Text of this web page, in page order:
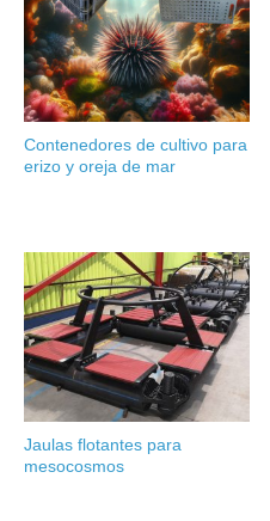
Contenedores de cultivo para
erizo y oreja de mar
Jaulas flotantes para
mesocosmos